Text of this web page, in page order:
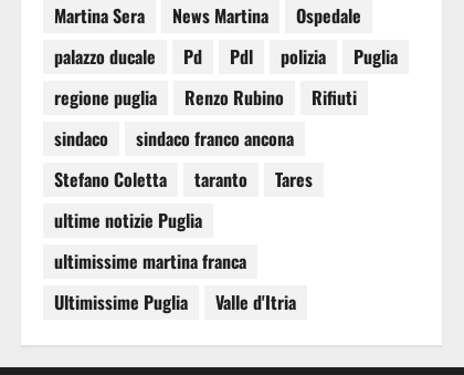
Martina Sera
News Martina
Ospedale
palazzo ducale
Pd Pdl polizia
Puglia
regione puglia
Renzo Rubino
Rifiuti
sindaco
sindaco franco ancona
Stefano Coletta
taranto
Tares
ultime notizie Puglia
ultimissime martina franca
Ultimissime Puglia
Valle d'Itria